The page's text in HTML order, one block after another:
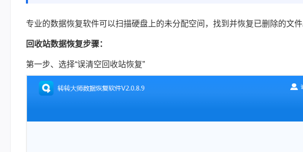
专业的数据恢复软件可以扫描硬盘上的未分配空间，找到并恢复已删除的文
回收站数据恢复步骤：
第一步、选择“误清空回收站恢复”